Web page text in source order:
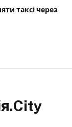
таксі через